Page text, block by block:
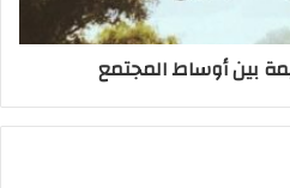
بين أوساط المجتمع